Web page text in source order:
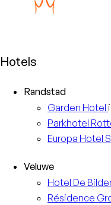
Hotels
Randstad
Garden Hotel
Parkhotel
Europa Hotel
Veluwe
Hotel De
Résidence